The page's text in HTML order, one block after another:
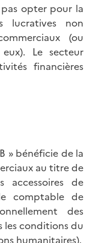
opter pour la
lucratives non
(ou
Le secteur
financières
» bénéficie de la
au titre de
accessoires de
comptable de
des
les conditions du
humanitaires).